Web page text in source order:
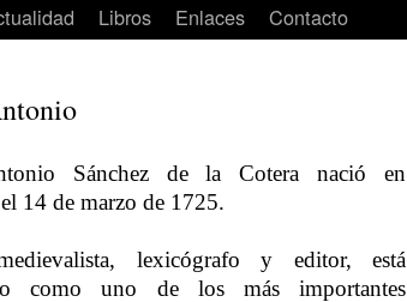
Libros Enlaces Contacto
Sánchez de la Cotera nació en
14 de marzo de 1725.
lexicógrafo y editor, está
como uno de los más importantes